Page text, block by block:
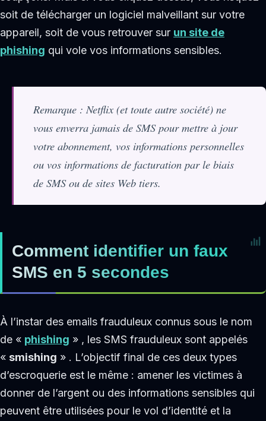
soit de télécharger un logiciel malveillant sur votre
appareil, soit de vous retrouver sur un site de
phishing qui vole vos informations sensibles.
Remarque : Netflix (et toute autre société) ne
vous enverra jamais de SMS pour mettre à jour
votre abonnement, vos informations personnelles
ou vos informations de facturation par le biais
de SMS ou de sites Web tiers.
Comment identifier un faux
SMS en 5 secondes
À l’instar des emails frauduleux connus sous le nom
de « phishing » , les SMS frauduleux sont appelés
« smishing » . L’objectif final de ces deux types
d’escroquerie est le même : amener les victimes à
donner de l’argent ou des informations sensibles qui
peuvent être utilisées pour le vol d’identité et la